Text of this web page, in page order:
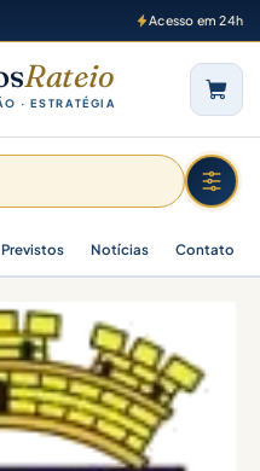
Acesso em 24h
Rateio
· ESTRATÉGIA
Previstos Notícias Contato